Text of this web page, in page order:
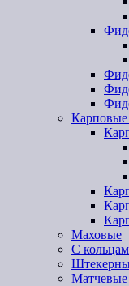
Карповые
Маховые
С
Матчевые